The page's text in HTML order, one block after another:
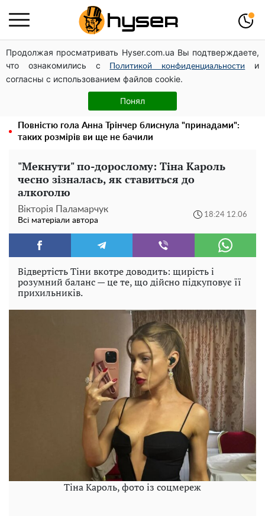
Продолжая просматривать Hyser.com.ua Вы подтверждаете,
что ознакомились с
Политикой конфиденциальности
и
согласны с использованием файлов cookie.
Понял
Дрони із націнкою: Олександр Конотопський вивів
мільйони оборонного бюджету через фіктивну фірму в
Естонії
Олена Тополя злив відео – це далеко не все: фронтмен
"Антитіла" Тарас Тополя став наступним
Повністю гола Анна Трінчер блиснула "принадами":
таких розмірів ви ще не бачили
"Мекнути" по-дорослому: Тіна Кароль
чесно зізналась, як ставиться до
алкоголю
Вікторія Паламарчук
Всі матеріали автора
18:24 12.06
Відвертість Тіни вкотре доводить: щирість і
розумний баланс — це те, що дійсно підкуповує її
прихильників.
Тіна Кароль, фото із соцмереж